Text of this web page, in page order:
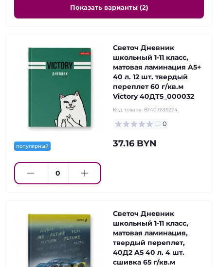
Показать варианты (2)
популярный
Светоч Дневник
школьный 1-11 класс,
матовая ламинация A5+
40 л. 12 шт. твердый
переплет 60 г/кв.м
Victory 40ДТ5_000032
Код товара: 82407636224
0
37.16 BYN
Светоч Дневник
школьный 1-11 класс,
матовая ламинация,
твердый переплет,
40Д2 A5 40 л. 4 шт.
сшивка 65 г/кв.м